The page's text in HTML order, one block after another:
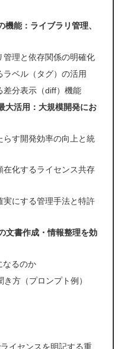
能：ライブラリ管理、
管理と依存関係の明確化
ベル（タグ）の活用
差分表示（diff）機能
大活用：大規模開発にお
らす開発効率の向上と統
在化するライセンス共存
実にする管理手法と特許
文書作成・情報整理を効
なるのか
方（プロンプト例）
イセンスを明記する重